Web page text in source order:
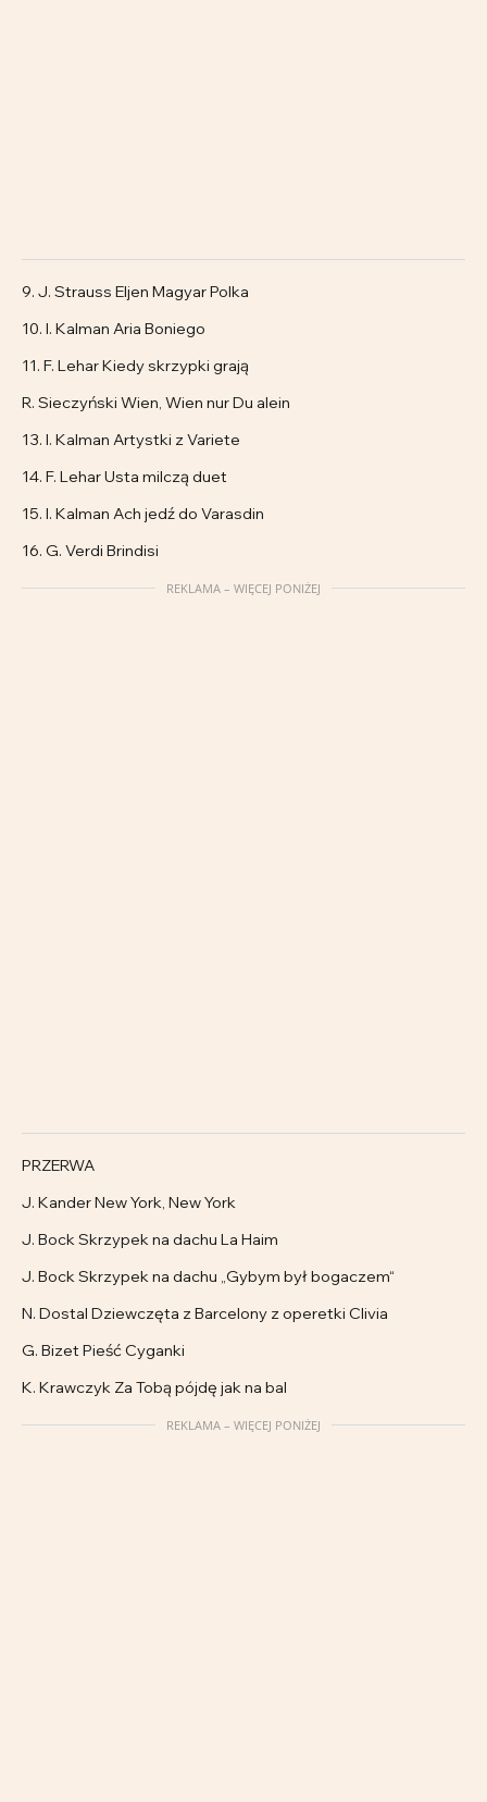
9. J. Strauss Eljen Magyar Polka
10. I. Kalman Aria Boniego
11. F. Lehar Kiedy skrzypki grają
R. Sieczyński Wien, Wien nur Du alein
13. I. Kalman Artystki z Variete
14. F. Lehar Usta milczą duet
15. I. Kalman Ach jedź do Varasdin
16. G. Verdi Brindisi
REKLAMA – WIĘCEJ PONIŻEJ
PRZERWA
J. Kander New York, New York
J. Bock Skrzypek na dachu La Haim
J. Bock Skrzypek na dachu „Gybym był bogaczem“
N. Dostal Dziewczęta z Barcelony z operetki Clivia
G. Bizet Pieść Cyganki
K. Krawczyk Za Tobą pójdę jak na bal
REKLAMA – WIĘCEJ PONIŻEJ